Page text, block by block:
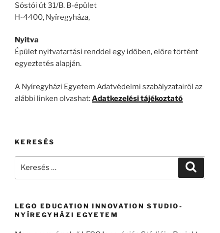
Sóstói út 31/B. B-épület
H-4400, Nyíregyháza,
Nyitva
Épület nyitvatartási renddel egy időben, előre történt
egyeztetés alapján.
A Nyíregyházi Egyetem Adatvédelmi szabályzatairól az
alábbi linken olvashat:Adatkezelési tájékoztató
KERESÉS
LEGO EDUCATION INNOVATION STUDIO-
NYÍREGYHÁZI EGYETEM